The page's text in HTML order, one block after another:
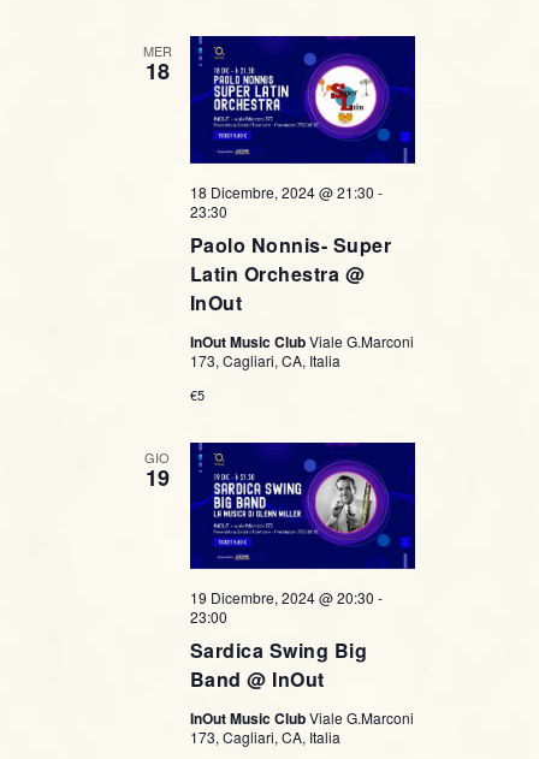
MER
18
Paolo Nonnis- Super
Latin Orchestra @
InOut
18 Dicembre, 2024 @ 21:30 -
23:30
InOut Music ClubViale G.Marconi
173, Cagliari, CA, Italia
€5
GIO
19
Sardica Swing Big
Band @ InOut
19 Dicembre, 2024 @ 20:30 -
23:00
InOut Music ClubViale G.Marconi
173, Cagliari, CA, Italia